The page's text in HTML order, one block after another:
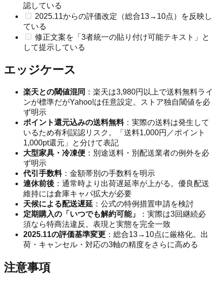
認している
2025.11からの評価改定（総合13→10点）を反映し
ている
修正文案を「3者統一の貼り付け可能テキスト」と
して提示している
エッジケース
楽天との閾値混同 ：楽天は3,980円以上で送料無料ライ
ンが標準だがYahoo!は任意設定。ストア独自閾値を必
ず明示
ポイント還元込みの送料無料：実際の送料は発生して
いるため有利誤認リスク。「送料1,000円／ポイント
1,000pt還元」と分けて表記
大型家具・冷凍便 ：別途送料・別配送業者の例外を必
ず明示
代引手数料：金額帯別の手数料を明示
連休前後 ：通常時より出荷遅延率が上がる。優良配送
維持には倉庫キャパ拡大が必要
天候による配送遅延 ：公式の特例措置申請を検討
定期購入の「いつでも解約可能」
：実際は3回継続必
須なら特商法違反。表現と実態を完全一致
2025.11の評価基準変更 ：総合13→10点に厳格化。出
荷・キャンセル・対応の3軸の精度をさらに高める
注意事項